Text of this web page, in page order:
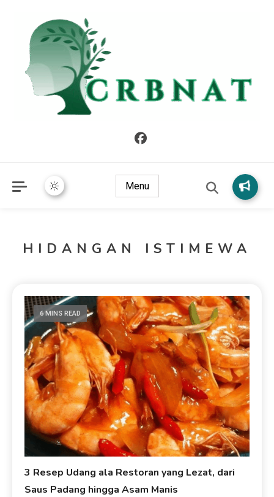
Menu
HIDANGAN ISTIMEWA
6 MINS READ
3 Resep Udang ala Restoran yang Lezat, dari
Saus Padang hingga Asam Manis